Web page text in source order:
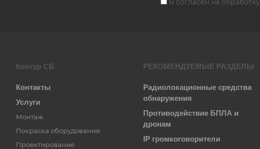
Я согласен на
Контур СБ
Контакты
Услуги
Монтаж
Покраска оборудования
Проектирование
РЕКОМЕНДУЕМЫЕ РАЗДЕЛЫ
Радиолокационные средства
обнаружения
Противодействие БПЛА и
дронам
IP громкоговорители